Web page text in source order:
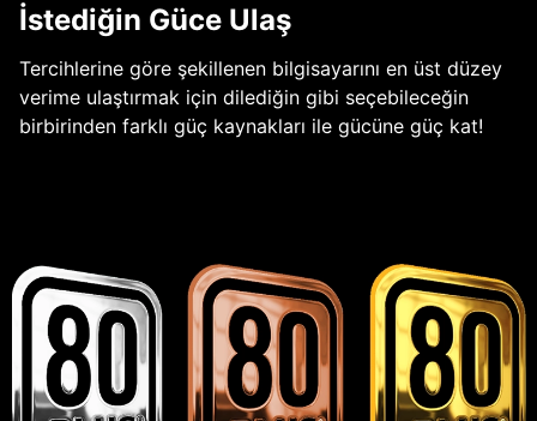
İstediğin Güce Ulaş
Tercihlerine göre şekillenen bilgisayarını en üst düzey
verime ulaştırmak için dilediğin gibi seçebileceğin
birbirinden farklı güç kaynakları ile gücüne güç kat!